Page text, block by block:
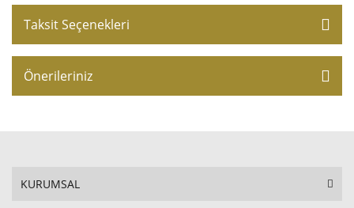
Taksit Seçenekleri
Önerileriniz
KURUMSAL